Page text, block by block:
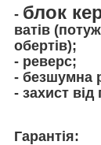
- блок
ватів
обертів);
- реверс;
- безшумна
- захист
Гарантія: